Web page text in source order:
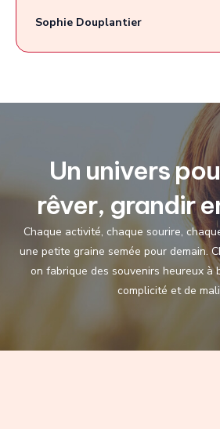
Sophie Douplantier
Un univers
rêver, grandir
Chaque activité, chaque sourire,
une petite graine semée pour demain.
on fabrique des souvenirs heureux à
complicité et de